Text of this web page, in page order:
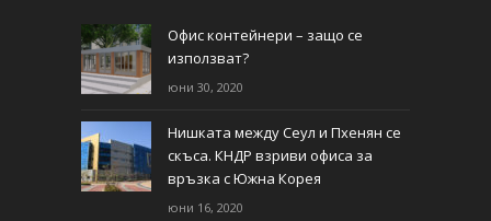
Офис контейнери – защо се
използват?
юни 30, 2020
Нишката между Сеул и Пхенян се
скъса. КНДР взриви офиса за
връзка с Южна Корея
юни 16, 2020